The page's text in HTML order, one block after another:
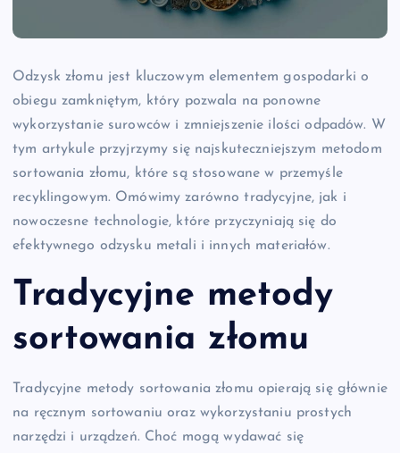
Odzysk złomu jest kluczowym elementem gospodarki o
obiegu zamkniętym, który pozwala na ponowne
wykorzystanie surowców i zmniejszenie ilości odpadów. W
tym artykule przyjrzymy się najskuteczniejszym metodom
sortowania złomu, które są stosowane w przemyśle
recyklingowym. Omówimy zarówno tradycyjne, jak i
nowoczesne technologie, które przyczyniają się do
efektywnego odzysku metali i innych materiałów.
Tradycyjne metody
sortowania złomu
Tradycyjne metody sortowania złomu opierają się głównie
na ręcznym sortowaniu oraz wykorzystaniu prostych
narzędzi i urządzeń. Choć mogą wydawać się